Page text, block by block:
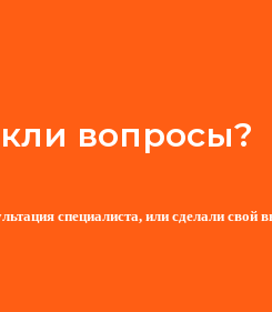
вопросы?
специалиста, или сделали свой